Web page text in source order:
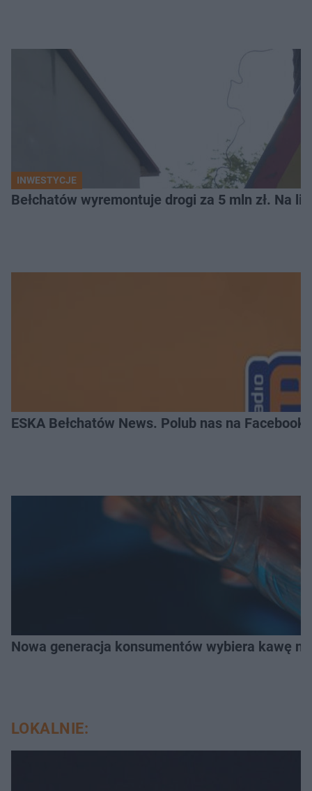
INWESTYCJE
Bełchatów wyremontuje drogi za 5 mln zł. Na
ESKA Bełchatów News. Polub nas na
Nowa generacja konsumentów wybiera kawę
LOKALNIE: